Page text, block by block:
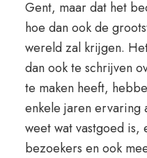
Gent, maar dat het
hoe dan ook de
wereld zal krijgen.
dan ook te schrijven
te maken heeft,
enkele jaren
weet wat vastgoed is,
bezoekers en ook